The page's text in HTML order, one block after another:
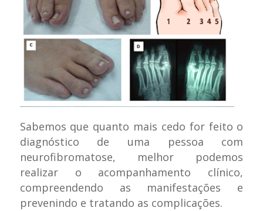
Sabemos que quanto mais cedo for feito o
diagnóstico de uma pessoa com
neurofibromatose, melhor podemos
realizar o acompanhamento clínico,
compreendendo as manifestações e
prevenindo e tratando as complicações.